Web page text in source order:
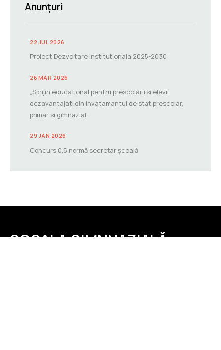
Anunțuri
22 JUL 2026
Proiect Dezvoltare Institutionala 2025-2030
26 MAR 2026
„Sprijin educational pentru prescolarii si elevii
dezavantajati din invatamantul de stat prescolar,
primar si gimnazial”
29 JAN 2026
Concurs 0,5 normă secretar școală
ȘCOALA GIMNNAZIALĂ